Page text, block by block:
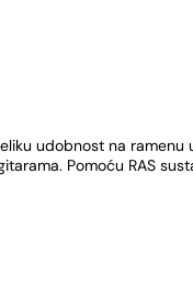
udobnost na ramenu
Pomoću RAS